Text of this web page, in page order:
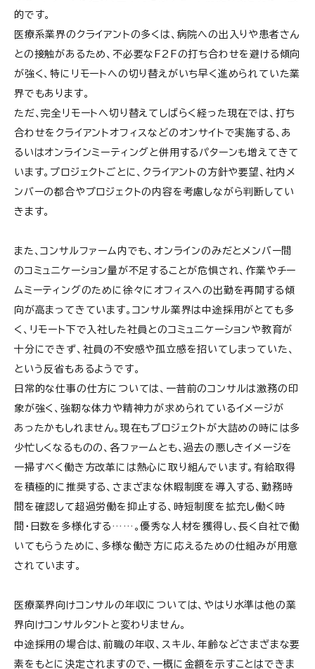
的です。
医療系業界のクライアントの多くは、病院への出入りや患者さん
との接触があるため、不必要なF2Fの打ち合わせを避ける傾向
が強く、特にリモートへの切り替えがいち早く進められていた業
界でもあります。
ただ、完全リモートへ切り替えてしばらく経った現在では、打ち
合わせをクライアントオフィスなどのオンサイトで実施する、あ
るいはオンラインミーティングと併用するパターンも増えてきて
います。プロジェクトごとに、クライアントの方針や要望、社内メ
ンバーの都合やプロジェクトの内容を考慮しながら判断してい
きます。
また、コンサルファーム内でも、オンラインのみだとメンバー間
のコミュニケーション量が不足することが危惧され、作業やチー
ムミーティングのために徐々にオフィスへの出勤を再開する傾
向が高まってきています。コンサル業界は中途採用がとても多
く、リモート下で入社した社員とのコミュニケーションや教育が
十分にできず、社員の不安感や孤立感を招いてしまっていた、
という反省もあるようです。
日常的な仕事の仕方については、一昔前のコンサルは激務の印
象が強く、強靭な体力や精神力が求められているイメージが
あったかもしれません。現在もプロジェクトが大詰めの時には多
少忙しくなるものの、各ファームとも、過去の悪しきイメージを
一掃すべく働き方改革には熱心に取り組んでいます。有給取得
を積極的に推奨する、さまざまな休暇制度を導入する、勤務時
間を確認して超過労働を抑止する、時短制度を拡充し働く時
間・日数を多様化する……。優秀な人材を獲得し、長く自社で働
いてもらうために、多様な働き方に応えるための仕組みが用意
されています。
医療業界向けコンサルの年収については、やはり水準は他の業
界向けコンサルタントと変わりません。
中途採用の場合は、前職の年収、スキル、年齢などさまざまな要
素をもとに決定されますので、一概に金額を示すことはできま